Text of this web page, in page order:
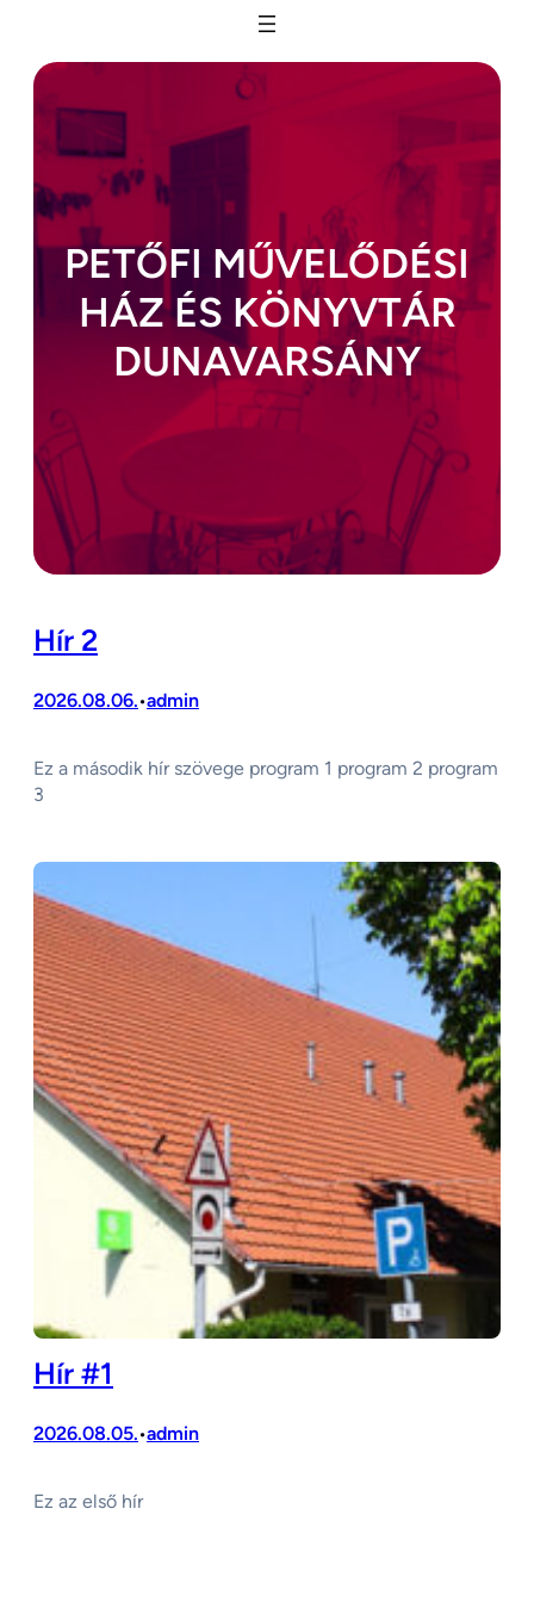
tartalomhoz
PETŐFI MŰVELŐDÉSI
HÁZ ÉS KÖNYVTÁR
DUNAVARSÁNY
Hír 2
2026.08.06.•admin
Ez a második hír szövege program 1 program 2 program
3
Hír #1
2026.08.05.•admin
Ez az első hír